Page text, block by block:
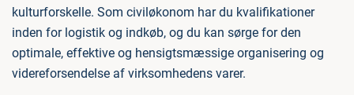
kulturforskelle. Som civiløkonom har du kvalifikationer
inden for logistik og indkøb, og du kan sørge for den
optimale, effektive og hensigtsmæssige organisering og
videreforsendelse af virksomhedens varer.